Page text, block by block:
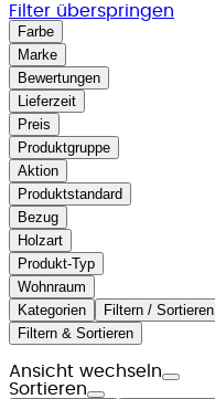
Filter überspringen
Farbe
Marke
Bewertungen
Lieferzeit
Preis
Produktgruppe
Aktion
Produktstandard
Bezug
Holzart
Produkt-Typ
Wohnraum
Kategorien
Filtern / Sortieren
Filtern & Sortieren
Ansicht wechseln
Sortieren